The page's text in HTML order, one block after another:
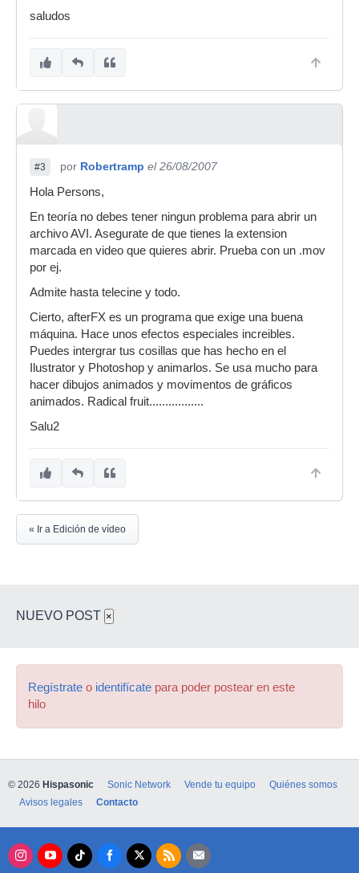
saludos
#3 por Robertramp el 26/08/2007
Hola Persons,
En teoría no debes tener ningun problema para abrir un
archivo AVI. Asegurate de que tienes la extension
marcada en video que quieres abrir. Prueba con un .mov
por ej.
Admite hasta telecine y todo.
Cierto, afterFX es un programa que exige una buena
máquina. Hace unos efectos especiales increibles.
Puedes intergrar tus cosillas que has hecho en el
Ilustrator y Photoshop y animarlos. Se usa mucho para
hacer dibujos animados y movimentos de gráficos
animados. Radical fruit.................
Salu2
« Ir a Edición de vídeo
NUEVO POST ×
Regístrate o identifícate para poder postear en este
hilo
© 2026 Hispasonic Sonic Network Vende tu equipo
Quiénes somos
Avisos legales
Contacto